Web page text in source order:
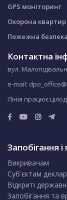
GPS моніторинг
Охорона квартир
Пожежна безпека
Контактна
вул.
e-mail:
Лінія працює
Запобігання
Викривачам
Суб'єктам
Відкриті
Запобігання та